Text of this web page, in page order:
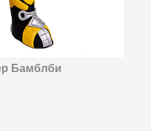
Бамблби